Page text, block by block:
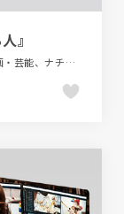
』
LP・特集ページ、グレー系、テレビ・アニメ・映画・芸能、ナチュラル、大きめ写真